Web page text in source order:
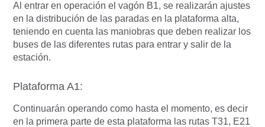
Al entrar en operación el vagón B1, se realizarán ajustes
en la distribución de las paradas en la plataforma alta,
teniendo en cuenta las maniobras que deben realizar los
buses de las diferentes rutas para entrar y salir de la
estación.
Plataforma A1:
Continuarán operando como hasta el momento, es decir
en la primera parte de esta plataforma las rutas T31, E21